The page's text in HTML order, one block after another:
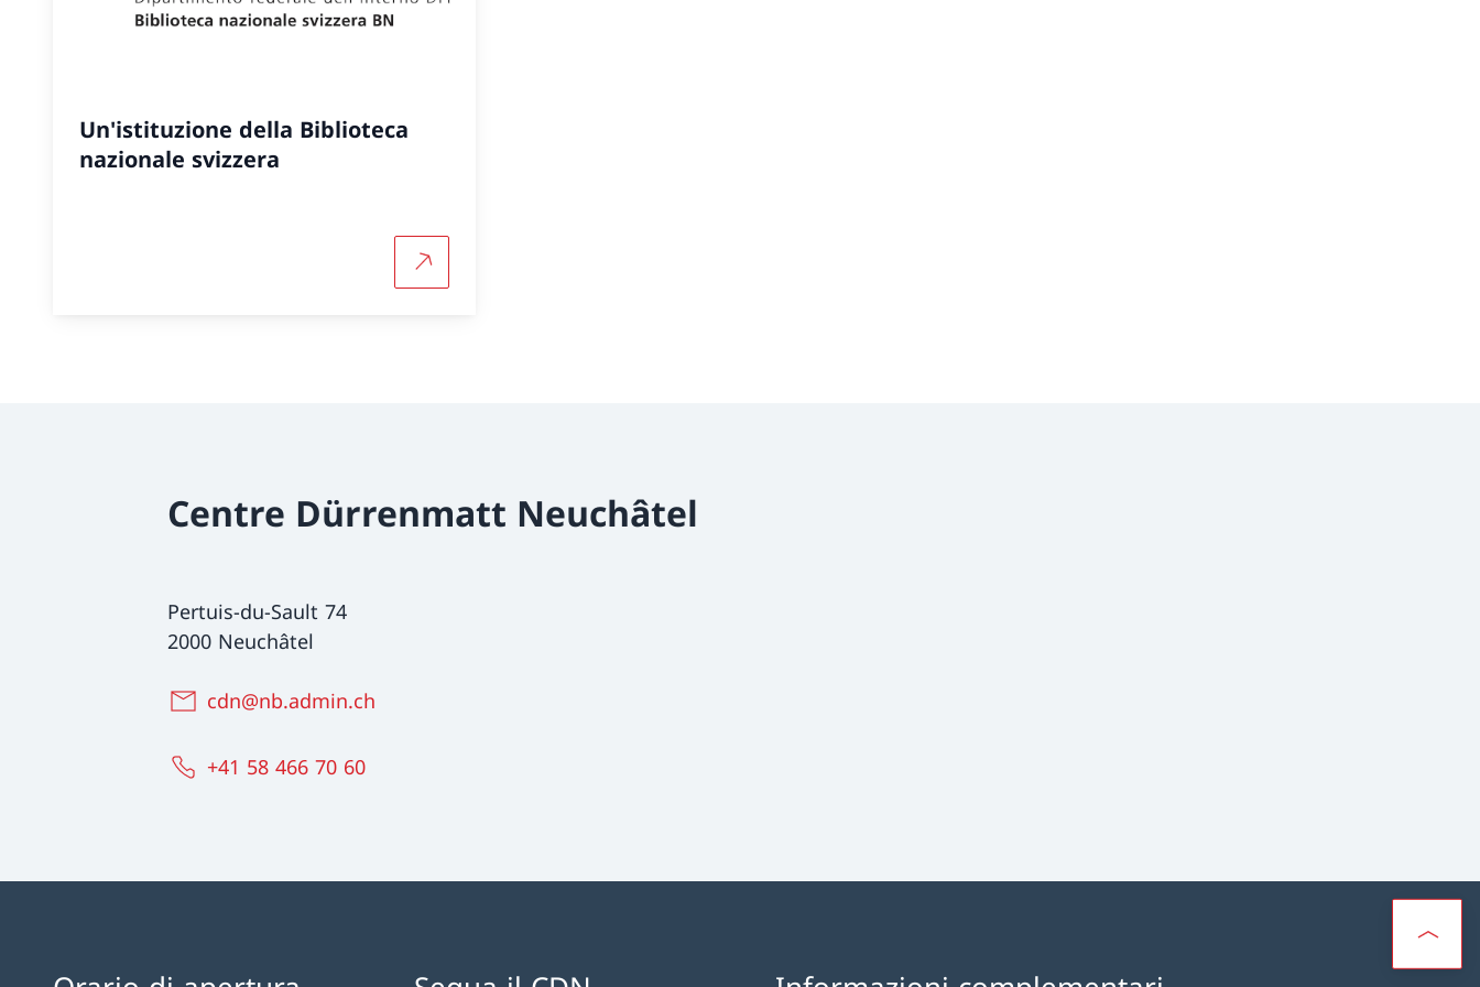
Un'istituzione della Biblioteca
nazionale svizzera
Per saperne di più Un'istituzione della Biblioteca nazionale svizzera
Centre Dürrenmatt Neuchâtel
Pertuis-du-Sault 74
2000 Neuchâtel
cdn@nb.admin.ch
+41 58 466 70 60